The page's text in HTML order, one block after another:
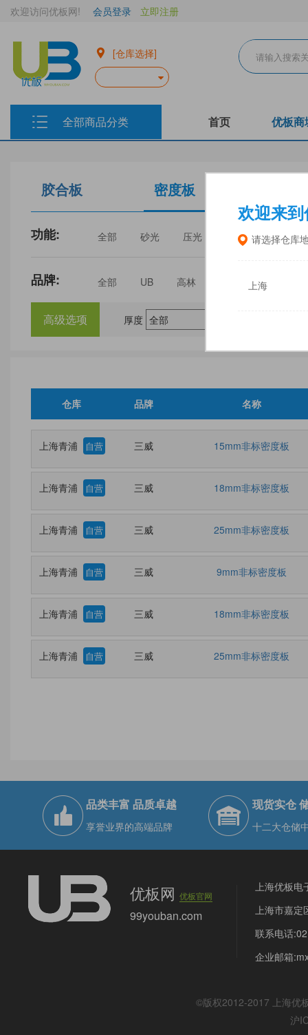
欢迎来到
请选择仓库
上海
欢迎访问优板网! 会员登录 立即注册
[仓库选择]
全部商品分类 首页 优板商
胶合板 密度板
功能: 全部 砂光 压光 家具 门板
品牌: 全部 UB 高林 中福
三威
建瓯福人
高级选项 厚度
仓库 品牌 名称
上海青浦 自营 三威 15mm非标密度板
上海青浦 自营 三威 18mm非标密度板
上海青浦 自营 三威 25mm非标密度板
上海青浦 自营 三威 9mm非标密度板
上海青浦 自营 三威 18mm非标密度板
上海青浦 自营 三威 25mm非标密度板
品类丰富 品质卓越
享誉业界的高端品牌
现货实仓
十二大仓储
优板网优板官网
99youban.com
上海优板电
上海市嘉定
联系电话
企业邮箱
©版权2012-2017 上海优
沪